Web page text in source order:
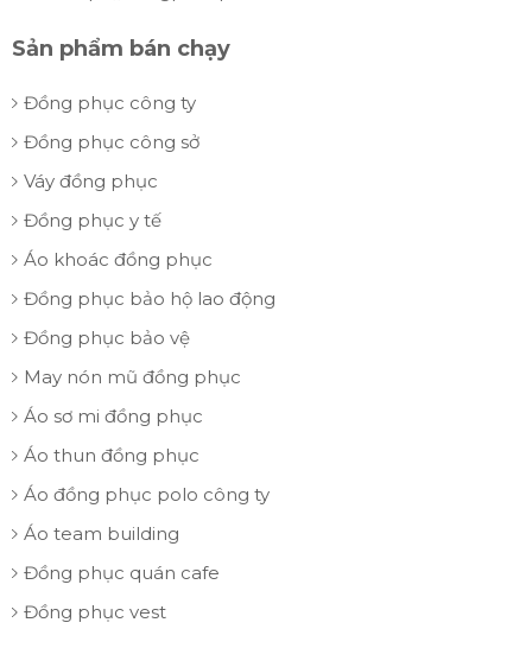
Sản phẩm bán chạy
Đồng phục công ty
Đồng phục công sở
Váy đồng phục
Đồng phục y tế
Áo khoác đồng phục
Đồng phục bảo hộ lao động
Đồng phục bảo vệ
May nón mũ đồng phục
Áo sơ mi đồng phục
Áo thun đồng phục
Áo đồng phục polo công ty
Áo team building
Đồng phục quán cafe
Đồng phục vest